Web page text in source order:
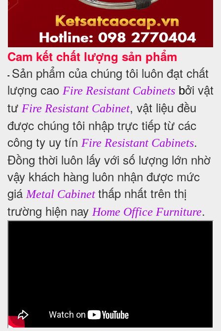
Cam kết chất lượng sản phẩm
- Sản phẩm của chúng tôi luôn đạt chất
lượng cao Fire Resistant Cabinets bởi vật
tư Fire Resistant Cabinet, vật liệu đều
được chúng tôi nhập trực tiếp từ các
công ty uy tín Fire Resistant Cabinets.
Đồng thời luôn lấy với số lượng lớn nhờ
vậy khách hàng luôn nhận được mức
giáMetal Cabinet thấp nhất trên thị
trường hiện nayHome Office Furniture.